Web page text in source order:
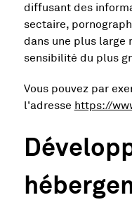
diffusant des
sectaire,
dans une plus large
sensibilité du plus
Vous pouvez par
l'adresse https://